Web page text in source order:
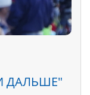
ДАЛЬШЕ"